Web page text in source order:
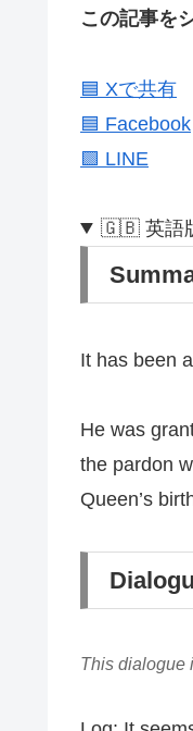
この記事を
🟦 Xで共有
🟦 Facebook
🟩 LINE
🇬🇧 英語
It has been
He was
the pardon
Queen’s
This dialogue